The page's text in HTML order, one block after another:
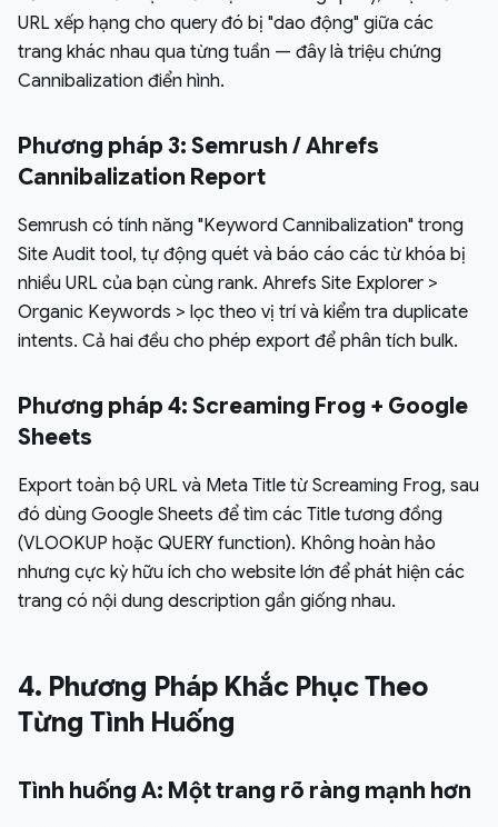
URL xếp hạng cho query đó bị "dao động" giữa các
trang khác nhau qua từng tuần — đây là triệu chứng
Cannibalization điển hình.
Phương pháp 3: Semrush / Ahrefs
Cannibalization Report
Semrush có tính năng "Keyword Cannibalization" trong
Site Audit tool, tự động quét và báo cáo các từ khóa bị
nhiều URL của bạn cùng rank. Ahrefs Site Explorer >
Organic Keywords > lọc theo vị trí và kiểm tra duplicate
intents. Cả hai đều cho phép export để phân tích bulk.
Phương pháp 4: Screaming Frog + Google
Sheets
Export toàn bộ URL và Meta Title từ Screaming Frog, sau
đó dùng Google Sheets để tìm các Title tương đồng
(VLOOKUP hoặc QUERY function). Không hoàn hảo
nhưng cực kỳ hữu ích cho website lớn để phát hiện các
trang có nội dung description gần giống nhau.
4. Phương Pháp Khắc Phục Theo
Từng Tình Huống
Tình huống A: Một trang rõ ràng mạnh hơn